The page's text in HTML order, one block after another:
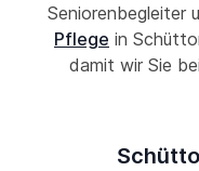
Seniorenbegleiter
Pflege in
damit wir Sie